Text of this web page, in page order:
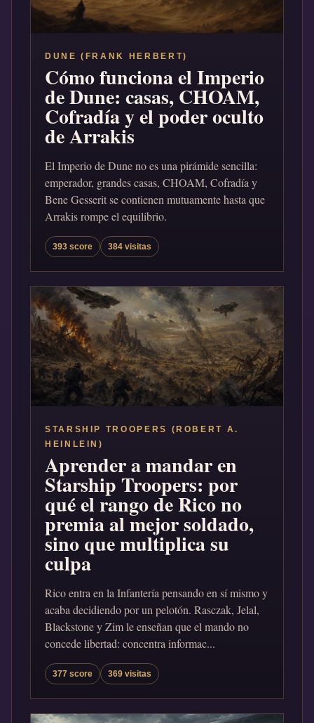
DUNE (FRANK HERBERT)
Cómo funciona el Imperio
de Dune: casas, CHOAM,
Cofradía y el poder oculto
de Arrakis
El Imperio de Dune no es una pirámide sencilla:
emperador, grandes casas, CHOAM, Cofradía y
Bene Gesserit se contienen mutuamente hasta que
Arrakis rompe el equilibrio.
393 score 384 visitas
STARSHIP TROOPERS (ROBERT A.
HEINLEIN)
Aprender a mandar en
Starship Troopers: por
qué el rango de Rico no
premia al mejor soldado,
sino que multiplica su
culpa
Rico entra en la Infantería pensando en sí mismo y
acaba decidiendo por un pelotón. Rasczak, Jelal,
Blackstone y Zim le enseñan que el mando no
concede libertad: concentra informac...
377 score 369 visitas